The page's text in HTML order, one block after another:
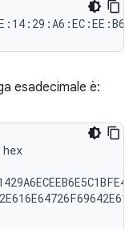
esadecimale è: